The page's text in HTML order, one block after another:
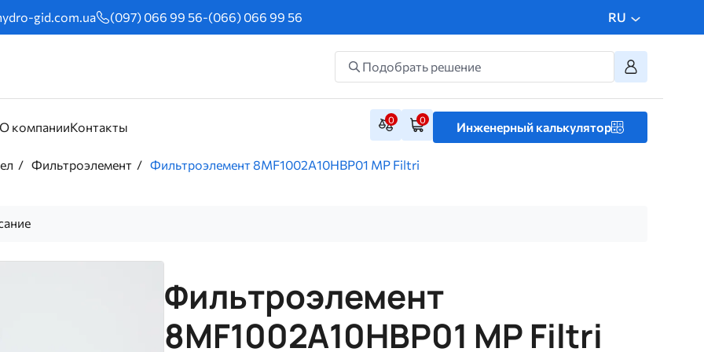
gid.com.ua (097) 066 99 56-(066) 066 99 56 RU
О компанииКонтакты 0 0 Инженерный калькулятор
Фильтроэлемент Фильтроэлемент 8MF1002A10HBP01 MP Filtri
Фильтроэлемент
8MF1002A10HBP01 MP Filtri